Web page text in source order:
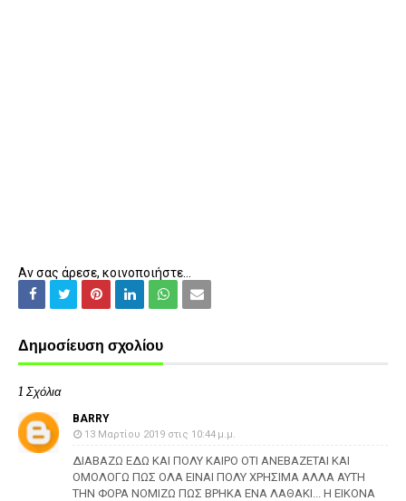
Αν σας άρεσε, κοινοποιήστε...
Δημοσίευση σχολίου
1 Σχόλια
BARRY
13 Μαρτίου 2019 στις 10:44 μ.μ.
ΔΙΑΒΑΖΩ ΕΔΩ ΚΑΙ ΠΟΛΥ ΚΑΙΡΟ ΟΤΙ ΑΝΕΒΑΖΕΤΑΙ ΚΑΙ
ΟΜΟΛΟΓΩ ΠΩΣ ΟΛΑ ΕΙΝΑΙ ΠΟΛΥ ΧΡΗΣΙΜΑ ΑΛΛΑ ΑΥΤΗ
ΤΗΝ ΦΟΡΑ ΝΟΜΙΖΩ ΠΩΣ ΒΡΗΚΑ ΕΝΑ ΛΑΘΑΚΙ... Η ΕΙΚΟΝΑ